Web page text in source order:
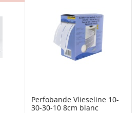
Perfobande Vlieseline 10-
30-30-10 8cm blanc